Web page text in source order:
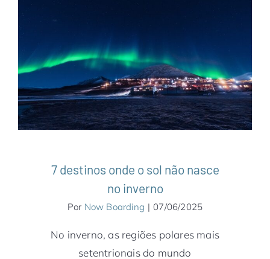
7 destinos onde o sol não nasce no
Alasca América do Norte Ásia
Canadá
Dinamarca Estados Unidos
Europa Finlândia Groenlândia Japão
Noruega Notícias Suécia
7 destinos onde o sol não nasce
no inverno
Por Now Boarding | 07/06/2025
No inverno, as regiões polares mais
setentrionais do mundo